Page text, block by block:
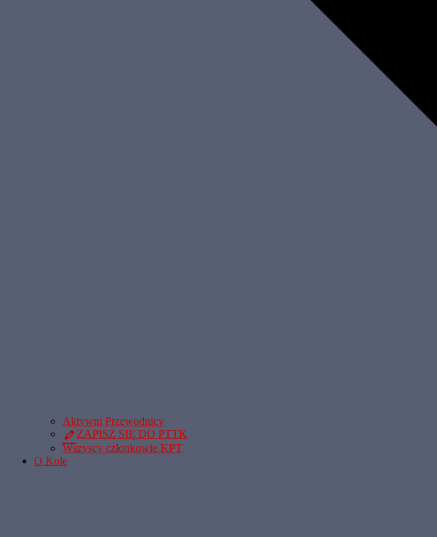
Aktywni Przewodnicy
ZAPISZ SIĘ DO PTTK
Wszyscy członkowie KPT
O Kole